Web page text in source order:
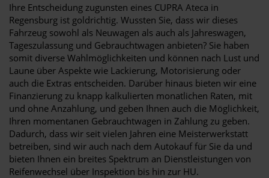
Ihre Entscheidung zugunsten eines CUPRA Ateca in
Regensburg ist goldrichtig. Wussten Sie, dass wir dieses
Fahrzeug sowohl als Neuwagen als auch als Jahreswagen,
Tageszulassung und Gebrauchtwagen anbieten? Sie haben
somit diverse Wahlmöglichkeiten und können nach Lust und
Laune über Aspekte wie Lackierung, Motorisierung oder
auch die Extras entscheiden. Darüber hinaus bieten wir eine
Finanzierung zu knapp kalkulierten monatlichen Raten, mit
und ohne Anzahlung, und geben Ihnen auch die Möglichkeit,
Ihren momentanen Gebrauchtwagen in Zahlung zu geben.
Dadurch, dass wir seit vielen Jahren eine Meisterwerkstatt
betreiben, sind wir auch nach dem Autokauf für Sie da und
bieten Ihnen ein breites Spektrum an Dienstleistungen von
Reifenwechsel über Inspektion bis hin zur HU.